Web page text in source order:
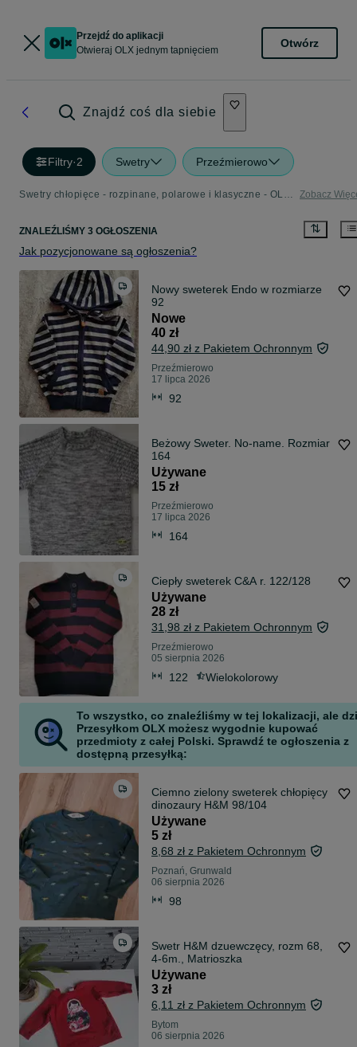
Przejdź do aplikacji
Otwieraj OLX jednym tapnięciem
Otwórz
Znajdź coś dla siebie
Filtry·2 Swetry Przeźmierowo
Swetry chłopięce - rozpinane, polarowe i klasyczne - OLX.pl Zobacz
ZNALEŹLIŚMY 3 OGŁOSZENIA
Jak pozycjonowane są ogłoszenia?
Nowy sweterek Endo w rozmiarze
92
Nowe
40 zł
44,90 zł z Pakietem Ochronnym
Przeźmierowo
17 lipca 2026
92
Beżowy Sweter. No-name. Rozmiar
164
Używane
15 zł
Przeźmierowo
17 lipca 2026
164
Ciepły sweterek C&A r. 122/128
Używane
28 zł
31,98 zł z Pakietem Ochronnym
Przeźmierowo
05 sierpnia 2026
122 Wielokolorowy
To wszystko, co znaleźliśmy w tej lokalizacji, ale
Przesyłkom OLX możesz wygodnie kupować
przedmioty z całej Polski. Sprawdź te ogłoszenia z
dostępną przesyłką:
Ciemno zielony sweterek chłopięcy
dinozaury H&M 98/104
Używane
5 zł
8,68 zł z Pakietem Ochronnym
Poznań, Grunwald
06 sierpnia 2026
98
Swetr H&M dzuewczęcy, rozm 68,
4-6m., Matrioszka
Używane
3 zł
6,11 zł z Pakietem Ochronnym
Bytom
06 sierpnia 2026